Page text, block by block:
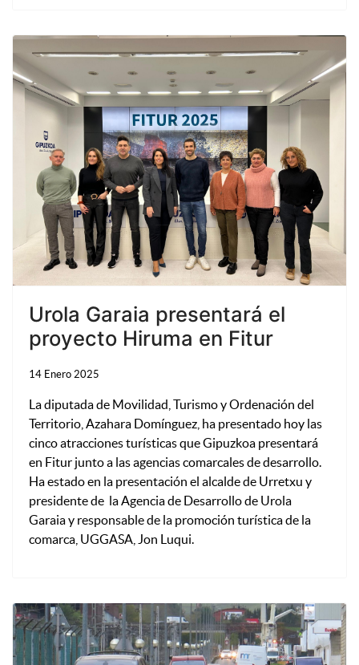
Urola Garaia presentará el
proyecto Hiruma en Fitur
14 Enero 2025
La diputada de Movilidad, Turismo y Ordenación del
Territorio, Azahara Domínguez, ha presentado hoy las
cinco atracciones turísticas que Gipuzkoa presentará
en Fitur junto a las agencias comarcales de desarrollo.
Ha estado en la presentación el alcalde de Urretxu y
presidente de la Agencia de Desarrollo de Urola
Garaia y responsable de la promoción turística de la
comarca, UGGASA, Jon Luqui.